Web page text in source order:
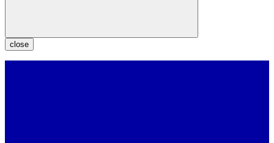
close